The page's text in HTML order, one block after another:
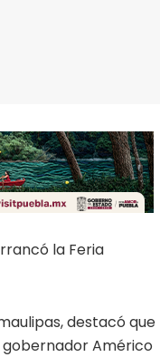
la Feria
destacó que
Américo